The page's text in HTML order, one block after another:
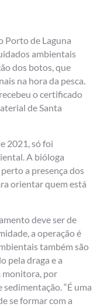
Porto de Laguna
ambientais
dos botos, que
na hora da pesca.
o certificado
de Santa
2021, só foi
A bióloga
a presença dos
orientar quem está
deve ser de
a operação é
também são
pela draga e a
monitora, por
“É uma
se formar com a